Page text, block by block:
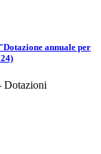
annuale per
Dotazioni